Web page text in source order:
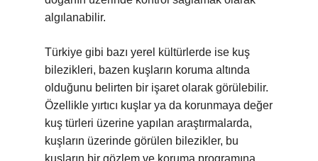
algılanabilir.
Türkiye gibi bazı yerel kültürlerde ise kuş
bilezikleri, bazen kuşların koruma altında
olduğunu belirten bir işaret olarak görülebilir.
Özellikle yırtıcı kuşlar ya da korunmaya değer
kuş türleri üzerine yapılan araştırmalarda,
kuşların üzerinde görülen bilezikler, bu
kuşların bir gözlem ve koruma programına